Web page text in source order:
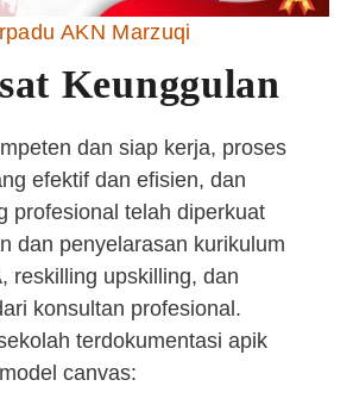
AKN Marzuqi
Keunggulan
dan siap kerja, proses
efektif dan efisien, dan
profesional telah diperkuat
dan penyelarasan kurikulum
reskilling upskilling, dan
konsultan profesional.
terdokumentasi apik
canvas: